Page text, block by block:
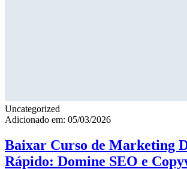
Uncategorized
Adicionado em: 05/03/2026
Baixar Curso de Marketing
Rápido: Domine SEO e